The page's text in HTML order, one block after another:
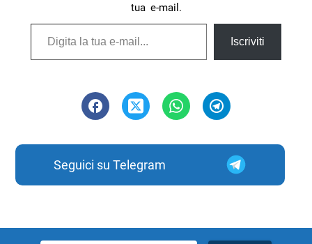
tua e-mail.
Digita la tua e-mail...
Iscriviti
Seguici su Telegram